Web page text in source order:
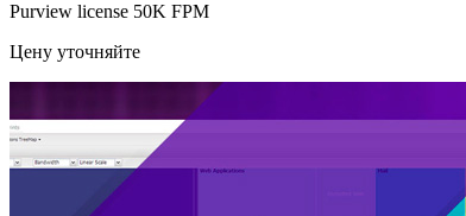
Purview license 50K FPM
Цену уточняйте